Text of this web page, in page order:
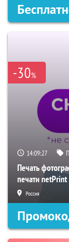
-30%
14:09:26
Печать
печати netPrint
Россия